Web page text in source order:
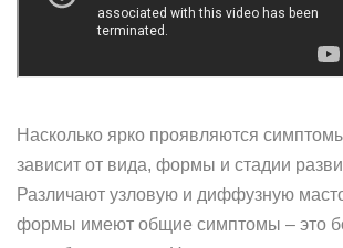
Насколько ярко проявляются
зависит от вида, формы и стадии
Различают узловую и диффузную
формы имеют общие симптомы – это